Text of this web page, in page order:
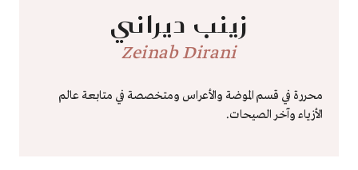
زينب ديراني
Zeinab Dirani
محررة في قسم الموضة والأعراس ومتخصصة في متابعة عالم
الأزياء وآخر الصيحات.